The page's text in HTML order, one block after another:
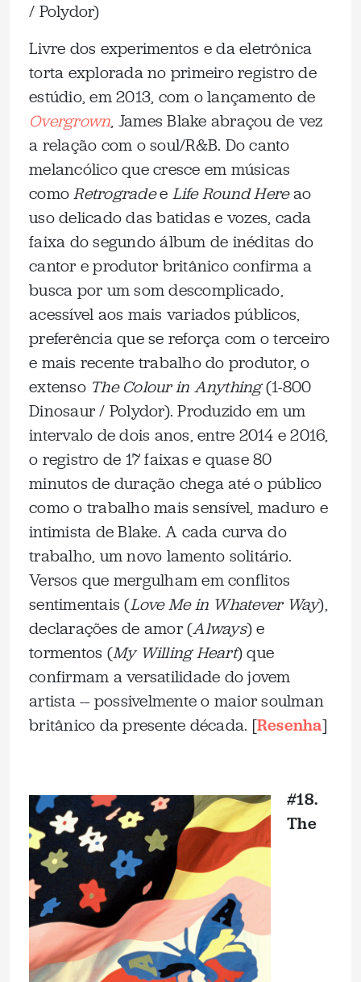
/ Polydor)
Livre dos experimentos e da eletrônica
torta explorada no primeiro registro de
estúdio, em 2013, com o lançamento de
Overgrown, James Blake abraçou de vez
a relação com o soul/R&B. Do canto
melancólico que cresce em músicas
comoRetrogradee Life Round Hereao
uso delicado das batidas e vozes, cada
faixa do segundo álbum de inéditas do
cantor e produtor britânico confirma a
busca por um som descomplicado,
acessível aos mais variados públicos,
preferência que se reforça com o terceiro
e mais recente trabalho do produtor, o
extensoThe Colour in Anything(1-800
Dinosaur / Polydor). Produzido em um
intervalo de dois anos, entre 2014 e 2016,
o registro de 17 faixas e quase 80
minutos de duração chega até o público
como o trabalho mais sensível, maduro e
intimista de Blake. A cada curva do
trabalho, um novo lamento solitário.
Versos que mergulham em conflitos
sentimentais (Love Me in Whatever Way),
declarações de amor (Always) e
tormentos (My Willing Heart) que
confirmam a versatilidade do jovem
artista -– possivelmente o maior soulman
britânico da presente década. [Resenha]
#18.
The